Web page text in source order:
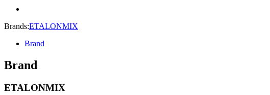
quantity
Brands:ETALONMIX
Brand
Brand
ETALONMIX